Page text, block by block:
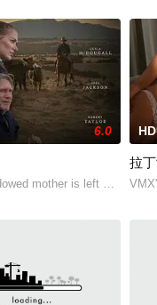
法般的故事。
命。悲愤的家属委托私家
6.0
mother is left with the
拉